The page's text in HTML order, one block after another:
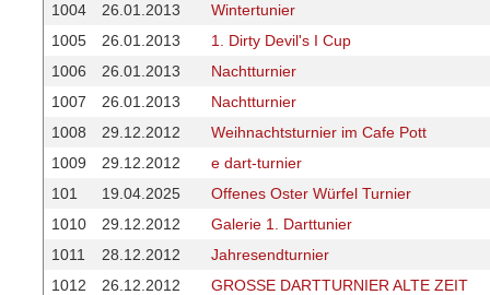
1004
26.01.2013
Wintertunier
1005
26.01.2013
1. Dirty Devil's I Cup
1006
26.01.2013
Nachtturnier
1007
26.01.2013
Nachtturnier
1008
29.12.2012
Weihnachtsturnier im Cafe Pott
1009
29.12.2012
e dart-turnier
101
19.04.2025
Offenes Oster Würfel Turnier
1010
29.12.2012
Galerie 1. Darttunier
1011
28.12.2012
Jahresendturnier
1012
26.12.2012 GROSSE DARTTURNIER ALTE ZEIT